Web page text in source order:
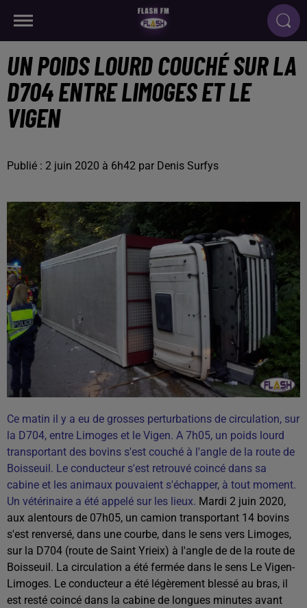
UN POIDS LOURD COUCHÉ SUR LA
D704 ENTRE LIMOGES ET LE
VIGEN
Publié : 2 juin 2020 à 6h42 par Denis Surfys
Ce matin il y a eu de grosses perturbations de circulation, sur
la D704, entre Limoges et le Vigen. A 7h05, un poids lourd
transportant des bovins s'est couché à l'angle de la route de
Boisseuil. Le conducteur s'est retrouvé coincé dans sa
cabine et les animaux pouvaient s'échapper, à tout moment.
Un vétérinaire a été appelé sur les lieux. Mardi 2 juin 2020,
aux alentours de 07h05, un camion transportant 14 bovins
s'est renversé, dans une courbe, dans le sens vers Limoges,
sur la D704 (route de Saint Yrieix) à l'angle de de la route de
Boisseuil. La circulation a été fermée dans le sens Le Vigen-
Limoges. Le conducteur a été légèrement blessé au bras, il
est resté coincé dans la cabine de longues minutes avant